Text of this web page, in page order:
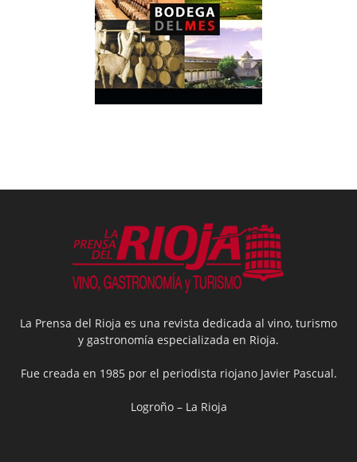
La Prensa del Rioja es una revista dedicada al vino, turismo
y gastronomía especializada en Rioja.
Fue creada en 1985 por el periodista riojano Javier Pascual.
Logroño – La Rioja